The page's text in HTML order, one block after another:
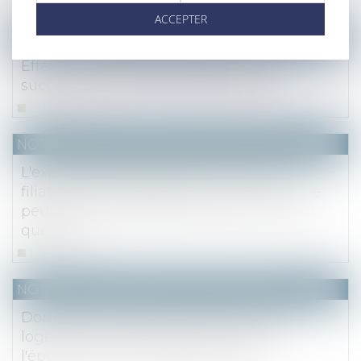
Effet d’une adoption plénière sur la
succession dans la famille d’origine
NOTAIRES/Mariage / Divorce / Filiation
L'expertise génétique pour établir la
filiation du fils du défunt avec un tiers ne
peut être demandée que par l'enfant en
question
NOTAIRES
Donation avec réserve d’usufruit du
logement familial propre : l'accord de
l'époux n'est pas indispensable
NOTAIRES
ACCEPTER